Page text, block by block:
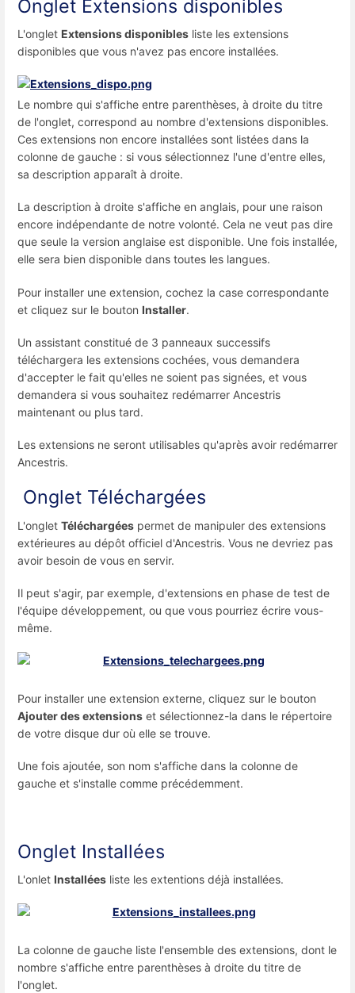
Onglet Extensions disponibles
L'onglet Extensions disponibles liste les extensions
disponibles que vous n'avez pas encore installées.
Le nombre qui s'affiche entre parenthèses, à droite du titre
de l'onglet, correspond au nombre d'extensions disponibles.
Ces extensions non encore installées sont listées dans la
colonne de gauche : si vous sélectionnez l'une d'entre elles,
sa description apparaît à droite.
La description à droite s'affiche en anglais, pour une raison
encore indépendante de notre volonté. Cela ne veut pas dire
que seule la version anglaise est disponible. Une fois installée,
elle sera bien disponible dans toutes les langues.
Pour installer une extension, cochez la case correspondante
et cliquez sur le bouton Installer.
Un assistant constitué de 3 panneaux successifs
téléchargera les extensions cochées, vous demandera
d'accepter le fait qu'elles ne soient pas signées, et vous
demandera si vous souhaitez redémarrer Ancestris
maintenant ou plus tard.
Les extensions ne seront utilisables qu'après avoir redémarrer
Ancestris.
Onglet Téléchargées
L'onglet Téléchargées permet de manipuler des extensions
extérieures au dépôt officiel d'Ancestris. Vous ne devriez pas
avoir besoin de vous en servir.
Il peut s'agir, par exemple, d'extensions en phase de test de
l'équipe développement, ou que vous pourriez écrire vous-
même.
Pour installer une extension externe, cliquez sur le bouton
Ajouter des extensions et sélectionnez-la dans le répertoire
de votre disque dur où elle se trouve.
Une fois ajoutée, son nom s'affiche dans la colonne de
gauche et s'installe comme précédemment.
Onglet Installées
L'onlet Installées liste les extentions déjà installées.
La colonne de gauche liste l'ensemble des extensions, dont le
nombre s'affiche entre parenthèses à droite du titre de
l'onglet.